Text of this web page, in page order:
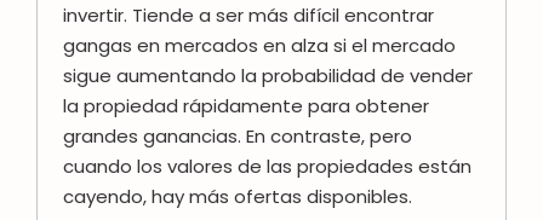
invertir. Tiende a ser más difícil encontrar
gangas en mercados en alza si el mercado
sigue aumentando la probabilidad de vender
la propiedad rápidamente para obtener
grandes ganancias. En contraste, pero
cuando los valores de las propiedades están
cayendo, hay más ofertas disponibles.